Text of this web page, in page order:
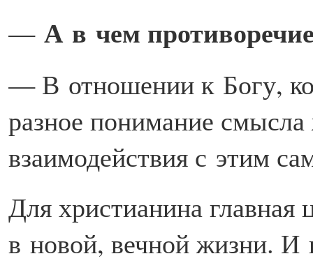
—А в чем
— В отношении к Богу,
разное понимание
взаимодействия с этим
Для христианина
в новой, вечной жизни. И